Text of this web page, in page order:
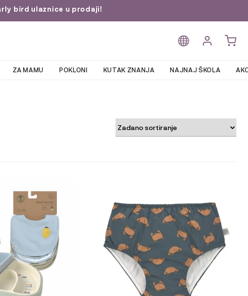
bird ulaznice u prodaji!
ZA MAMU POKLONI KUTAK ZNANJA NAJNAJ ŠKOLA
varijanti.
Opcije
mogu
odabrati